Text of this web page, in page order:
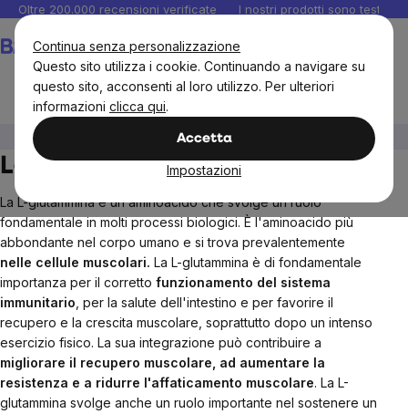
Continua senza personalizzazione
Questo sito utilizza i cookie. Continuando a navigare su
questo sito, acconsenti al loro utilizzo. Per ulteriori
informazioni clicca qui.
Accetta
Impostazioni
Salta
contenuto
Oltre 200.000 recensioni verificate I nostri prodotti sono testati
Amminoacido
L-Glutammina
La L-glutammina è un aminoacido che svolge un ruolo
fondamentale in molti processi biologici. È l'aminoacido più
abbondante nel corpo umano e si trova prevalentemente
nelle cellule muscolari. La L-glutammina è di fondamentale
importanza per il corretto funzionamento del sistema
immunitario , per la salute dell'intestino e per favorire il
recupero e la crescita muscolare, soprattutto dopo un intenso
esercizio fisico. La sua integrazione può contribuire a
migliorare il recupero muscolare, ad aumentare la
resistenza e a ridurre l'affaticamento muscolare. La L-
glutammina svolge anche un ruolo importante nel sostenere un